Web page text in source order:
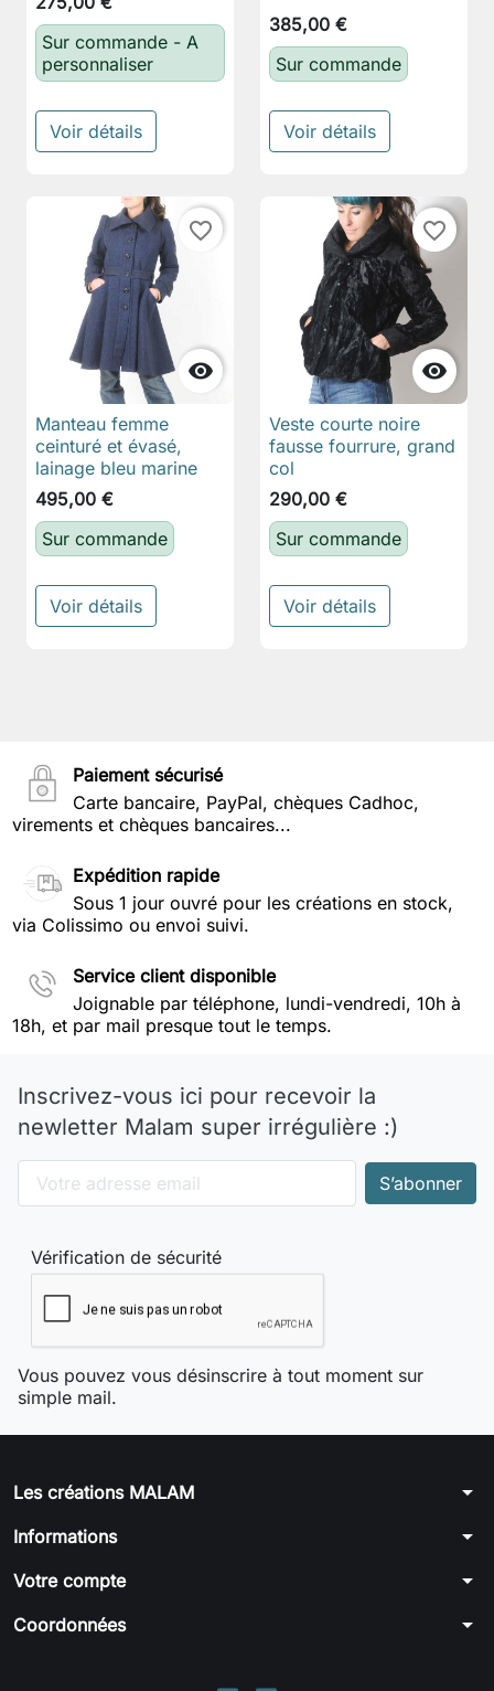
Sur commande - A
personnaliser
Voir détails
385,00 €
Sur commande
Voir détails

favorite_border
Manteau femme
ceinturé et évasé,
lainage bleu marine
495,00 €
Sur commande
Voir détails

favorite_border
Veste courte noire
fausse fourrure, grand
col
290,00 €
Sur commande
Voir détails
Paiement sécurisé
Carte bancaire, PayPal, chèques Cadhoc,
virements et chèques bancaires...
Expédition rapide
Sous 1 jour ouvré pour les créations en stock,
via Colissimo ou envoi suivi.
Service client disponible
Joignable par téléphone, lundi-vendredi, 10h à
18h, et par mail presque tout le temps.
Inscrivez-vous ici pour recevoir la
newletter Malam super irrégulière :)
Vérification de sécurité
Vous pouvez vous désinscrire à tout moment sur
simple mail.
Les créations MALAM arrow_drop_down
Informations arrow_drop_down
Votre compte arrow_drop_down
Coordonnées arrow_drop_down